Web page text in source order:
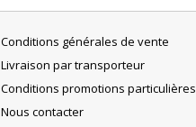
Conditions générales de vente
Livraison par transporteur
Conditions promotions particulières
Nous contacter